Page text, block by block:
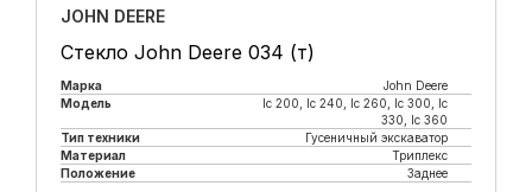
JOHN DEERE
Стекло John Deere 034 (т)
Марка
John Deere
Модель
lc 200, lc 240, lc 260, lc 300, lc
330, lc 360
Тип техники
Гусеничный экскаватор
Материал
Триплекс
Положение
Заднее